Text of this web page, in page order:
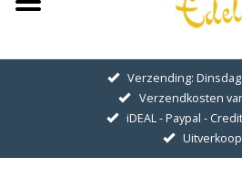
GOUDEN SYMBOLEN
Hanger Kettingen
Verzending:
Verzendkosten
iDEAL - Paypal -